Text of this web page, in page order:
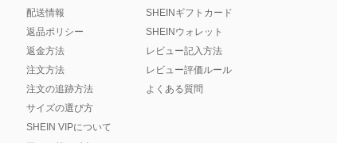
配送情報
返品ポリシー
返金方法
注文方法
注文の追跡方法
サイズの選び方
SHEIN VIPについて
SHEINギフトカード
SHEINウォレット
レビュー記入方法
レビュー評価ルール
よくある質問